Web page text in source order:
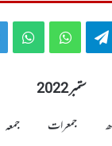
Telegram
ستمبر 2022
جمعرات جمعہ